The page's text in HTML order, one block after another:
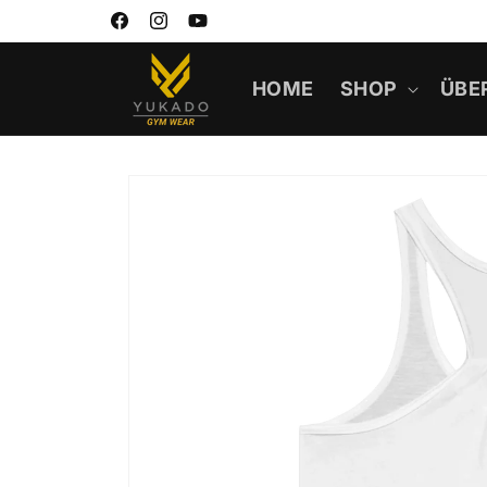
Inhalt
FacebookInstagramYouTube
Passformen für jeden Style
HOME SHOP